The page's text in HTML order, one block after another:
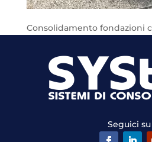
Consolidamento fondazioni
Seguici su